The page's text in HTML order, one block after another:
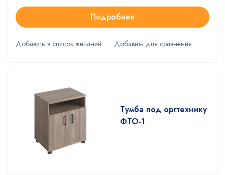
Подробнее
Тумба под оргтехнику
ФТО-1